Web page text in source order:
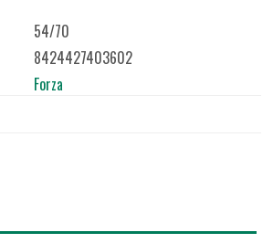
54/70
8424427403602
Forza